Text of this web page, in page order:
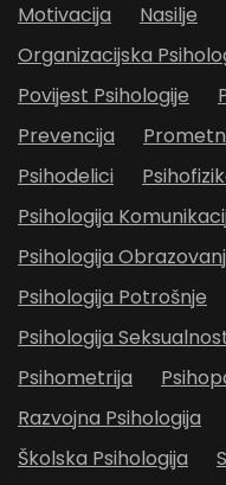
Motivacija
Nasilje
Organizacijska
Povijest Psihologije
Prevencija
Psihodelici
Psihologija
Psihologija
Psihologija Potrošnje
Psihologija
Psihometrija
Razvojna Psihologija
Školska Psihologija